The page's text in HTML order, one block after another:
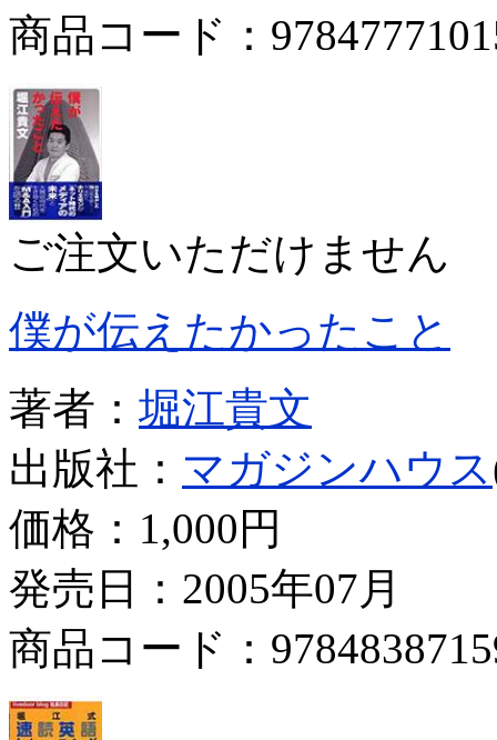
商品コード：
ご注文いただけません
僕が伝えたかったこと
著者： 堀江貴文
出版社： マガジンハウス
価格： 1,000円
発売日：2005年07月
商品コード：